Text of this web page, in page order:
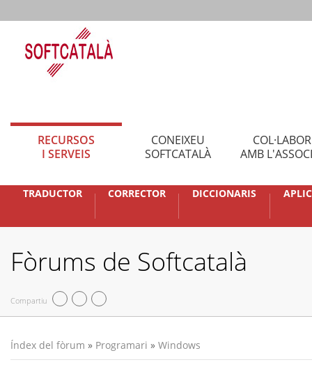
RECURSOS
I SERVEIS
CONEIXEU
SOFTCATALÀ
AMB
TRADUCTOR CORRECTOR DICCIONARIS
Fòrums de Softcatalà
Compartiu
Índex del fòrum » Programari » Windows